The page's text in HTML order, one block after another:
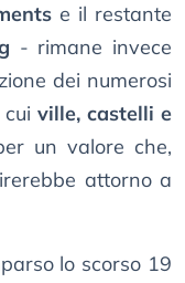
e il restante
- rimane invece
dei numerosi
ville, castelli e
un valore che,
attorno a
lo scorso 19